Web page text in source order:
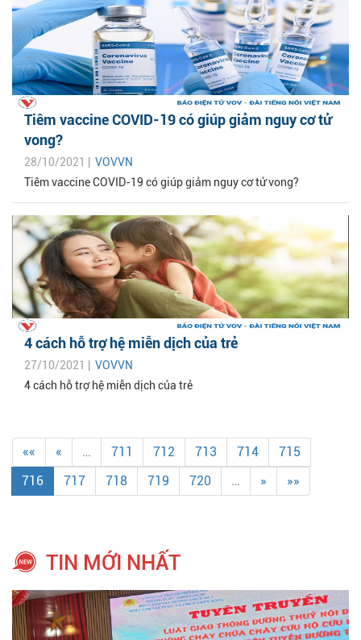
Tiêm vaccine COVID-19 có giúp giảm nguy cơ tử
vong?
28/10/2021 | VOVVN
Tiêm vaccine COVID-19 có giúp giảm nguy cơ tử vong?
4 cách hỗ trợ hệ miễn dịch của trẻ
27/10/2021 | VOVVN
4 cách hỗ trợ hệ miễn dịch của trẻ
«« « … 711 712 713 714
715
716
717 718 719 720 … » »»
TIN MỚI NHẤT